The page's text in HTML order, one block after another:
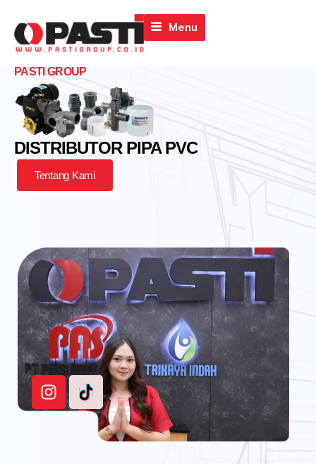
Menu
PASTI GROUP
DISTRIBUTOR PIPA PVC
Tentang Kami